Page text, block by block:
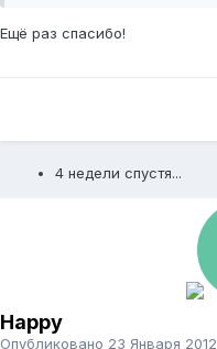
Ещё раз спасибо!
4 недели спустя...
Happy
Опубликовано 23 Января 2012